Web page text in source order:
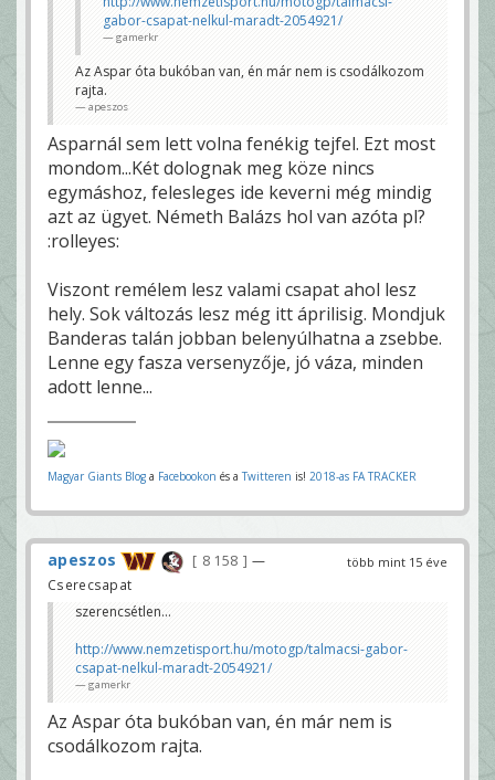
gabor-csapat-nelkul-maradt-2054921/
gamerkr
Az Aspar óta bukóban van, én már nem is csodálkozom
rajta.
apeszos
Asparnál sem lett volna fenékig tejfel. Ezt most
mondom...Két dolognak meg köze nincs
egymáshoz, felesleges ide keverni még mindig
azt az ügyet. Németh Balázs hol van azóta pl?
:rolleyes:
Viszont remélem lesz valami csapat ahol lesz
hely. Sok változás lesz még itt áprilisig. Mondjuk
Banderas talán jobban belenyúlhatna a zsebbe.
Lenne egy fasza versenyzője, jó váza, minden
adott lenne...
Magyar Giants Blog a Facebookon és aTwitteren is! 2018-as FA TRACKER
több mint 15 éve
apeszos 8 158
—
Cserecsapat
szerencsétlen...
http://www.nemzetisport.hu/motogp/talmacsi-gabor-
csapat-nelkul-maradt-2054921/
gamerkr
Az Aspar óta bukóban van, én már nem is
csodálkozom rajta.